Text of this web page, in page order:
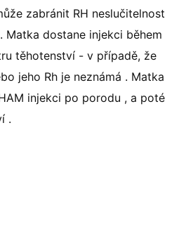
zabránit RH neslučitelnost
Matka dostane injekci během
těhotenství - v případě, že
jeho Rh je neznámá . Matka
injekci po porodu , a poté
.